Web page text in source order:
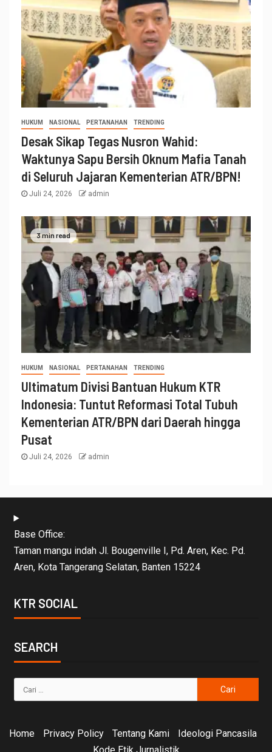
HUKUM NASIONAL PERTANAHAN TRENDING
Desak Sikap Tegas Nusron Wahid:
Waktunya Sapu Bersih Oknum Mafia Tanah
di Seluruh Jajaran Kementerian ATR/BPN!
Juli 24, 2026 admin
3 min read
HUKUM NASIONAL PERTANAHAN TRENDING
Ultimatum Divisi Bantuan Hukum KTR
Indonesia: Tuntut Reformasi Total Tubuh
Kementerian ATR/BPN dari Daerah hingga
Pusat
Juli 24, 2026 admin
Base Office:
Taman mangu indah Jl. Bougenville I, Pd. Aren, Kec. Pd.
Aren, Kota Tangerang Selatan, Banten 15224
KTR SOCIAL
SEARCH
Home Privacy Policy Tentang Kami
Ideologi Pancasila